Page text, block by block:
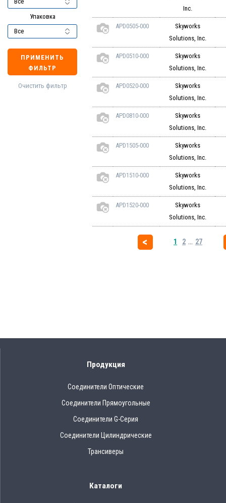
Упаковка
ПРИМЕНИТЬ
ФИЛЬТР
Очистить фильтр
Inc.
APD0505-000
Skyworks
Solutions, Inc.
APD0510-000
Skyworks
Solutions, Inc.
APD0520-000
Skyworks
Solutions, Inc.
APD0810-000
Skyworks
Solutions, Inc.
APD1505-000
Skyworks
Solutions, Inc.
APD1510-000
Skyworks
Solutions, Inc.
APD1520-000
Skyworks
Solutions, Inc.
1 2 27
Продукция
Соединители Оптические
Соединители Прямоугольные
Соединители G-Серия
Соединители Цилиндрические
Трансиверы
Каталоги